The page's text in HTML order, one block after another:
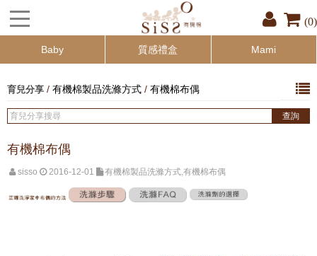
(0)
Baby 質感禮盒 Mami
育兒分享 / 有機棉製品洗滌方式 / 有機棉布偶
有機棉布偶
sisso 2016-12-01 有機棉製品洗滌方式,有機棉布偶